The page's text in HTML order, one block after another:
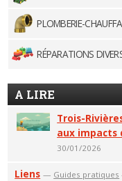
PLOMBERIE-
RÉPARATIONS
A LIRE
Trois-
aux impacts
30/01/2026
Liens — Guides pratiques